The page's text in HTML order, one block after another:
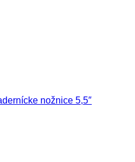
nožnice 5,5″